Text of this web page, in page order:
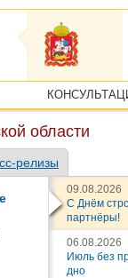
области
релизы
09.08.2026
С Днём
партнёры!
06.08.2026
Июль без
дно